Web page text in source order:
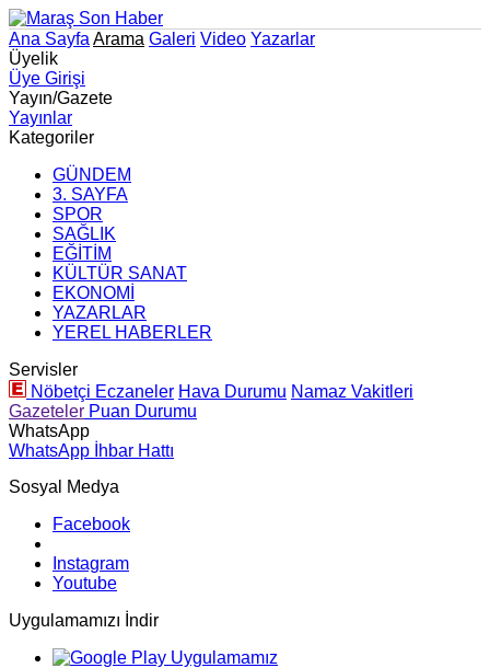
Ana Sayfa Arama Galeri Video Yazarlar
Üyelik
Üye Girişi
Yayın/Gazete
Yayınlar
Kategoriler
GÜNDEM
3. SAYFA
SPOR
SAĞLIK
EĞİTİM
KÜLTÜR SANAT
EKONOMİ
YAZARLAR
YEREL HABERLER
Servisler
Nöbetçi Eczaneler Hava Durumu Namaz Vakitleri
Gazeteler Puan Durumu
WhatsApp
WhatsApp İhbar Hattı
Sosyal Medya
Facebook
Instagram
Youtube
Uygulamamızı İndir